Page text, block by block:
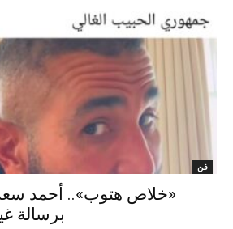
فن
«خلاص هتوب».. أحمد
برسالة